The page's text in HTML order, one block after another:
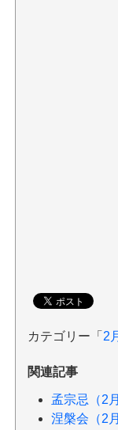
カテゴリー「 2
関連記事
孟宗忌（2
涅槃会（2